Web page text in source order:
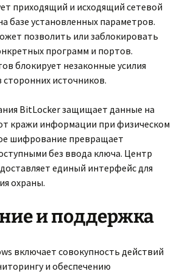
приходящий и исходящий сетевой
базе установленных параметров.
позволить или заблокировать
программ и портов.
блокирует незаконные усилия
источников.
BitLocker защищает данные на
кражи информации при физическом
шифрование превращает
без ввода ключа. Центр
единый интерфейс для
охраны.
и поддержка
включает совокупность действий
и обеспечению